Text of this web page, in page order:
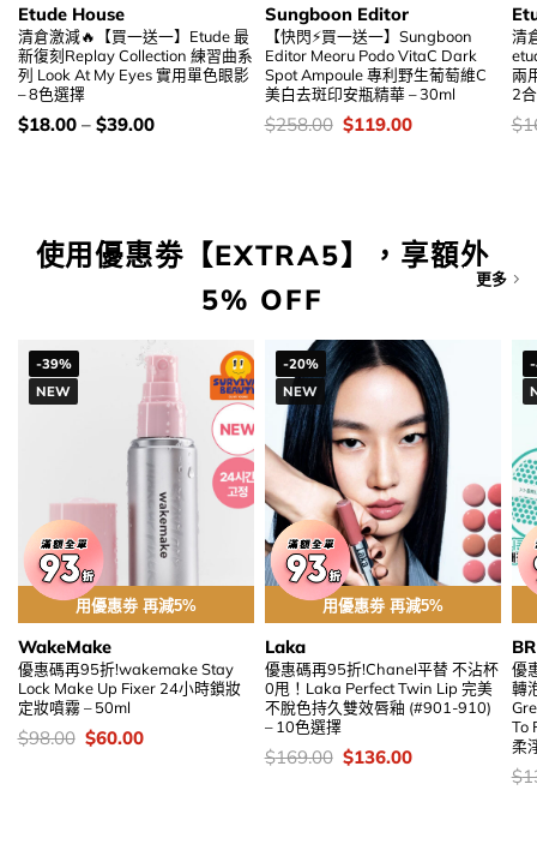
Etude House
清倉激減🔥【買一送一】Etude 最
新復刻Replay Collection 練習曲系
列 Look At My Eyes 實用單色眼影
– 8色選擇
價
$18.00– $39.00
Sungboon Editor
【快閃⚡買一送一】Sungboon
Editor Meoru Podo VitaC Dark
Spot Ampoule 專利野生葡萄維C
美白去斑印安瓶精華 – 30ml
價
$258.00 Original
$119.00Current
清
兩
2
價
$
使用優惠劵【EXTRA5】，享額外
5% OFF
更多
-39%
NEW
用優惠劵 再減5%
WakeMake
優惠碼再95折!wakemake Stay
Lock Make Up Fixer 24小時鎖妝
定妝噴霧 – 50ml
價
$98.00 Original
$60.00Current
-20%
NEW
用優惠劵 再減5%
Laka
優惠碼再95折!Chanel平替 不沾杯
0甩！Laka Perfect Twin Lip 完美
不脫色持久雙效唇釉 (#901-910)
– 10色選擇
價
$169.00 Original
$136.00Current
優
轉
To
柔
價
$